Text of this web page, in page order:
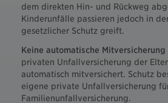
dem direkten Hin- und Rückweg
Kinderunfälle passieren jedoch in
gesetzlicher Schutz greift.
Keine automatische
privaten Unfallversicherung der
automatisch mitversichert. Schutz
eigene private Unfallversicherung
Familienunfallversicherung.